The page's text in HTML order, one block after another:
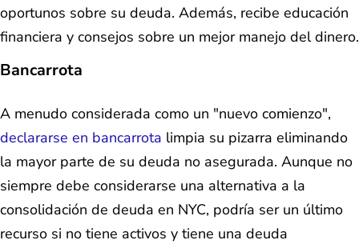
oportunos sobre su deuda. Además, recibe educación
financiera y consejos sobre un mejor manejo del dinero.
Bancarrota
A menudo considerada como un "nuevo comienzo",
declararse en bancarrota limpia su pizarra eliminando
la mayor parte de su deuda no asegurada. Aunque no
siempre debe considerarse una alternativa a la
consolidación de deuda en NYC, podría ser un último
recurso si no tiene activos y tiene una deuda